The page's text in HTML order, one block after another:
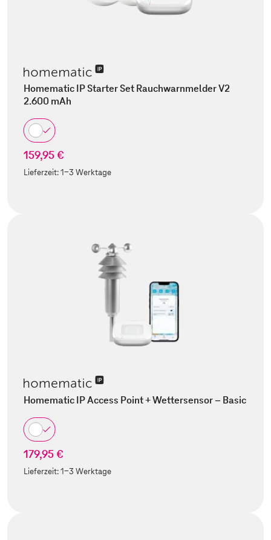
Homematic IP Starter Set Rauchwarnmelder V2
2.600 mAh
159,95 €
Lieferzeit:1-3 Werktage
Homematic IP Access Point + Wettersensor – Basic
179,95 €
Lieferzeit:1-3 Werktage